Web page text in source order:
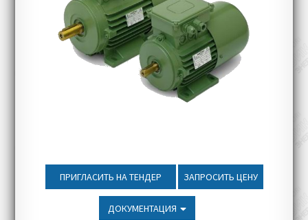
ПРИГЛАСИТЬ НА ТЕНДЕР ЗАПРОСИТЬ ЦЕНУ
ДОКУМЕНТАЦИЯ